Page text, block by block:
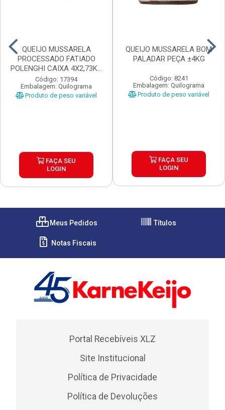
QUEIJO MUSSARELA
PROCESSADO FATIADO
POLENGHI CAIXA 4X2,73KG
...
Código: 17394
Embalagem: Quilograma
Produto de peso variável
FAÇA SEU
LOGIN
QUEIJO MUSSARELA BOM
PALADAR PEÇA ±4KG
Código: 8241
Embalagem: Quilograma
Produto de peso variável
FAÇA SEU
LOGIN
Meus Pedidos Títulos
Notas Fiscais
Portal Recebíveis XLZ
Site Institucional
Política de Privacidade
Política de Devoluções